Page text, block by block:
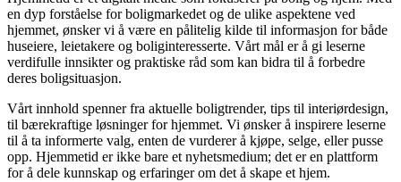
en dyp forståelse for boligmarkedet og de ulike aspektene ved
hjemmet, ønsker vi å være en pålitelig kilde til informasjon for både
huseiere, leietakere og boliginteresserte. Vårt mål er å gi leserne
verdifulle innsikter og praktiske råd som kan bidra til å forbedre
deres boligsituasjon.
Vårt innhold spenner fra aktuelle boligtrender, tips til interiørdesign,
til bærekraftige løsninger for hjemmet. Vi ønsker å inspirere leserne
til å ta informerte valg, enten de vurderer å kjøpe, selge, eller pusse
opp. Hjemmetid er ikke bare et nyhetsmedium; det er en plattform
for å dele kunnskap og erfaringer om det å skape et hjem.